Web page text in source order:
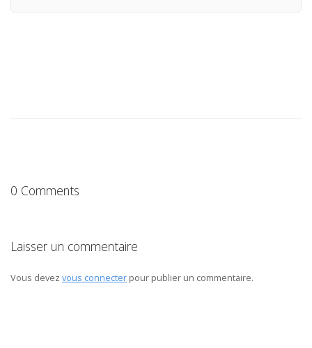
0 Comments
Laisser un commentaire
Vous devez vous connecter pour publier un commentaire.